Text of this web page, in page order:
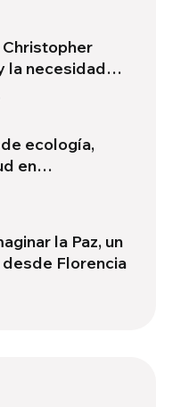
Christopher
la necesidad
ecología,
en
la Paz, un
desde Florencia